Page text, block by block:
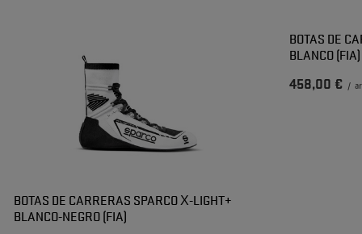
BOTAS DE CARRERAS SPARCO X-LIGHT+
BLANCO-NEGRO (FIA)
BOTAS DE
BLANCO (FIA)
458,00 € /